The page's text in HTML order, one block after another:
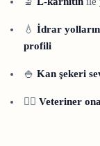
💧 İdrar
profili
🍚 Kan şekeri
👨‍⚕️ Veteriner